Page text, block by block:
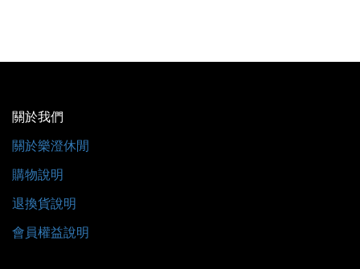
關於我們
關於樂澄休閒
購物說明
退換貨說明
會員權益說明